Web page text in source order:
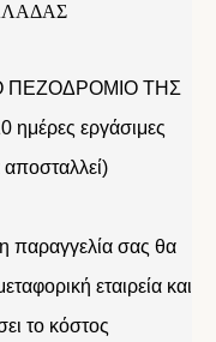
ΠΕΖΟΔΡΟΜΙΟ ΤΗΣ
εργάσιμες
η παραγγελία σας θα
εταιρεία και
το κόστος